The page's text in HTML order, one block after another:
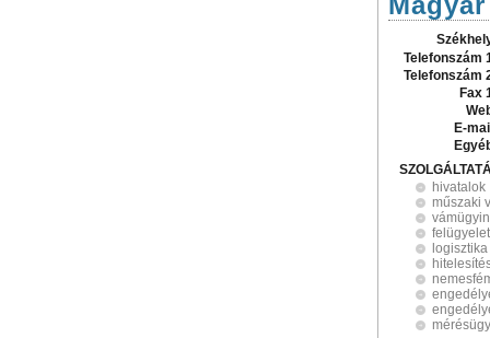
Telefonszám
Telefonszám
Fax
E-
hivatalok
műszaki
felügyelet
logisztika